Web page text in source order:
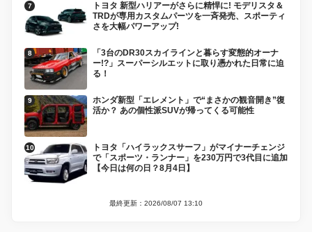
トヨタ 新型ハリアーがさらに精悍に! モデリスタ＆
TRDが専用カスタムパーツを一斉発売、スポーティ
さを大幅パワーアップ!
「3台のDR30スカイラインと暮らす変態的オーナ
ー!?」スーパーシルエットに取り憑かれた日常に迫
る！
ホンダ新型「エレメント」で“まさかの観音開き”復
活か？ あの個性派SUVが帰ってくる可能性
トヨタ「ハイラックスサーフ」がマイナーチェンジ
で「スポーツ・ランナー」を230万円で3代目に追加
【今日は何の日？8月4日】
最終更新：2026/08/07 13:10